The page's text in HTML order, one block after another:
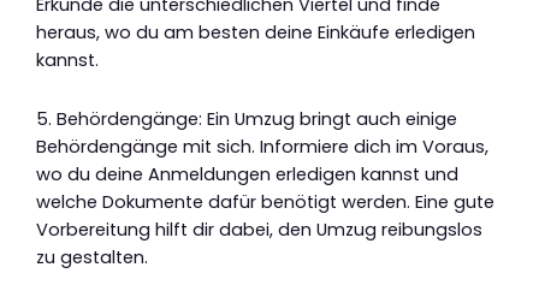
Erkunde die unterschiedlichen Viertel und finde
heraus, wo du am besten deine Einkäufe erledigen
kannst.
5. Behördengänge: Ein Umzug bringt auch einige
Behördengänge mit sich. Informiere dich im Voraus,
wo du deine Anmeldungen erledigen kannst und
welche Dokumente dafür benötigt werden. Eine gute
Vorbereitung hilft dir dabei, den Umzug reibungslos
zu gestalten.